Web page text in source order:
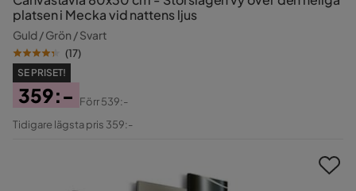
platsen i Mecka vid nattens ljus
Guld / Grön / Svart
(17)
SE PRISET!
Pris
359:-
Original
Förr539:-
Tidigare lägsta pris 359:-